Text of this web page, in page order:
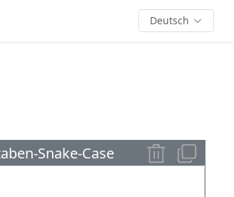
Deutsch
Snake-Case